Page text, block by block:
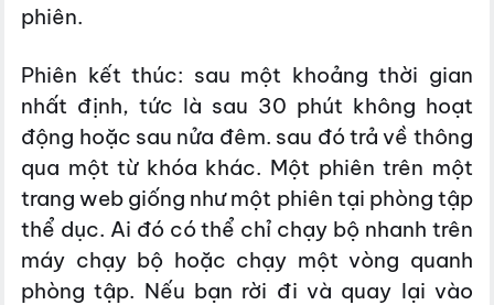
phiên.
Phiên kết thúc: sau một khoảng thời gian
nhất định, tức là sau 30 phút không hoạt
động hoặc sau nửa đêm. sau đó trả về thông
qua một từ khóa khác. Một phiên trên một
trang web giống như một phiên tại phòng tập
thể dục. Ai đó có thể chỉ chạy bộ nhanh trên
máy chạy bộ hoặc chạy một vòng quanh
phòng tập. Nếu bạn rời đi và quay lại vào